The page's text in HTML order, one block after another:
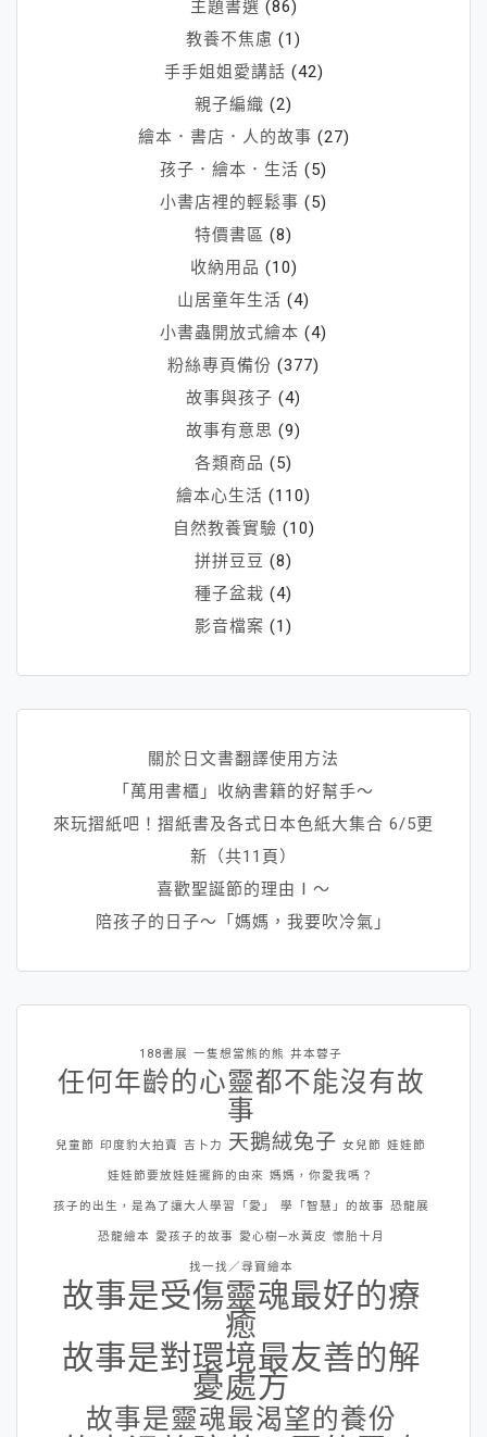
主題書選 (86)
教養不焦慮 (1)
手手姐姐愛講話 (42)
親子編織 (2)
繪本．書店．人的故事 (27)
孩子．繪本．生活 (5)
小書店裡的輕鬆事 (5)
特價書區 (8)
收納用品 (10)
山居童年生活 (4)
小書蟲開放式繪本 (4)
粉絲專頁備份 (377)
故事與孩子 (4)
故事有意思 (9)
各類商品 (5)
繪本心生活 (110)
自然教養實驗 (10)
拼拼豆豆 (8)
種子盆栽 (4)
影音檔案 (1)
關於日文書翻譯使用方法
「萬用書櫃」收納書籍的好幫手～
來玩摺紙吧！摺紙書及各式日本色紙大集合 6/5更
新（共11頁）
喜歡聖誕節的理由Ⅰ～
陪孩子的日子～「媽媽，我要吹冷氣」
188書展 一隻想當熊的熊 井本蓉子
任何年齡的心靈都不能沒有故
事
兒童節 印度豹大拍賣 吉卜力 天鵝絨兔子 女兒節 娃娃節
娃娃節要放娃娃擺飾的由來 媽媽，你愛我嗎？
孩子的出生，是為了讓大人學習「愛」 學「智慧」的故事 恐龍展
恐龍繪本 愛孩子的故事 愛心樹─水黃皮 懷胎十月
找一找／尋寶繪本
故事是受傷靈魂最好的療
癒
故事是對環境最友善的解
憂處方
故事是靈魂最渴望的養份